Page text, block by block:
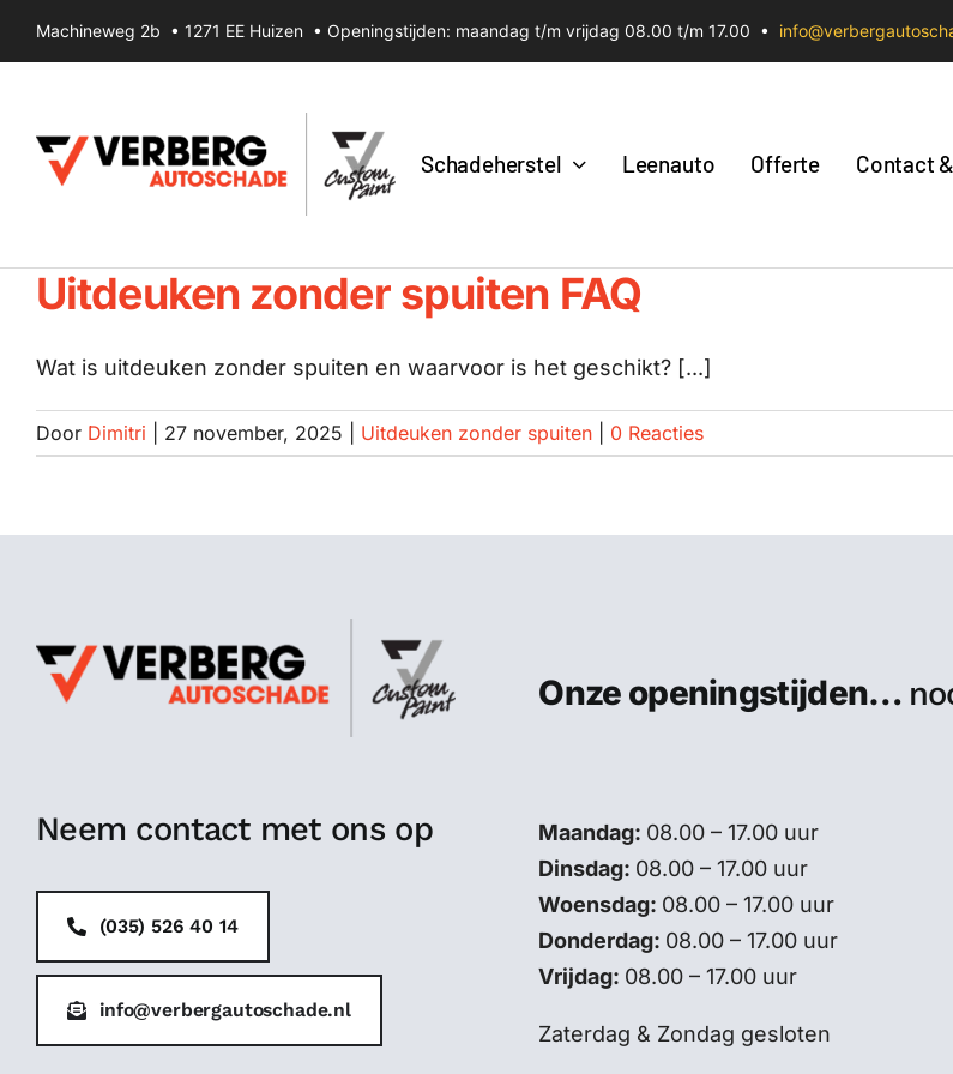
Machineweg 2b • 1271 EE Huizen • Openingstijden: maandag t/m vrijdag 08.00 t/m 17.00 •
Schadeherstel Leenauto Offerte Contact
Uitdeuken zonder spuiten FAQ
Wat is uitdeuken zonder spuiten en waarvoor is het geschikt? [...]
Door Dimitri 27 november, 2025 Uitdeuken zonder spuiten 0 Reacties
Neem contact met ons op
(035) 526 40 14
info@verbergautoschade.nl
Onze openingstijden…
Maandag: 08.00 – 17.00 uur
Dinsdag: 08.00 – 17.00 uur
Woensdag: 08.00 – 17.00 uur
Donderdag: 08.00 – 17.00 uur
Vrijdag: 08.00 – 17.00 uur
Zaterdag & Zondag gesloten